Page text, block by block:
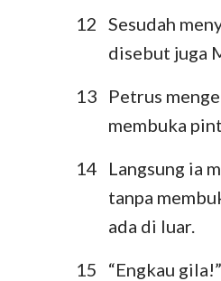
12 Sesudah
disebut juga
13
Petrus
membuka
14
Langsung ia
tanpa
ada di luar.
15
“Engkau